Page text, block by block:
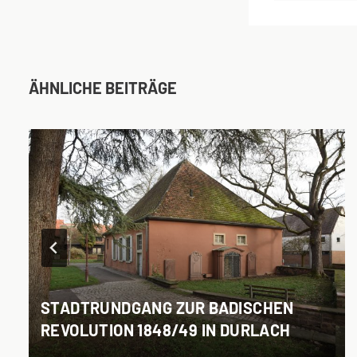
ÄHNLICHE BEITRÄGE
STADTRUNDGANG ZUR BADISCHEN
REVOLUTION 1848/49 IN DURLACH